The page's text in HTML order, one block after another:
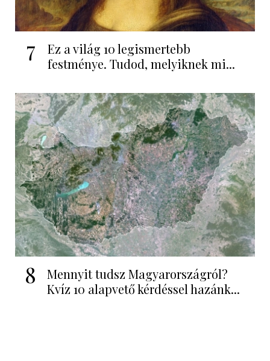
7
Ez a világ 10 legismertebb
festménye. Tudod, melyiknek mi...
8
Mennyit tudsz Magyarországról?
Kvíz 10 alapvető kérdéssel hazánk...